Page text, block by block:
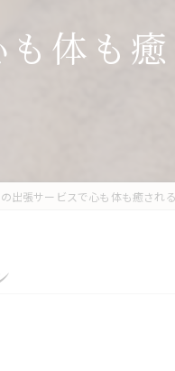
リンパ
体も
出張サービスで心も体も癒され